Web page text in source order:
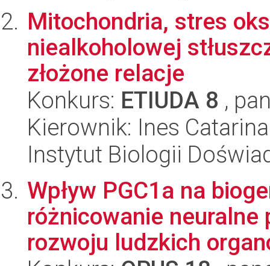
Mitochondria, stres
niealkoholowej
złożone relacje
Konkurs: ETIUDA 8 ,
Kierownik: Ines
Instytut Biologii
Wpływ PGC1a na
różnicowanie
rozwoju ludzkich